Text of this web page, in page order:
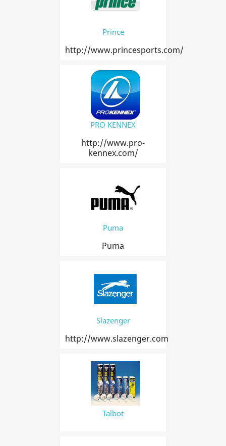
Prince
http://www.princesports.com/
PRO KENNEX
http://www.pro-
kennex.com/
Puma
Puma
Slazenger
http://www.slazenger.com
Talbot